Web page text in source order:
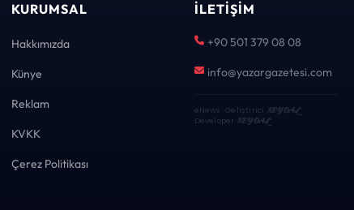
KURUMSAL
Hakkımızda
Künye
Reklam
KVKK
Çerez Politikası
İLETIŞIM
+90 501 379 08 08
info@yazargazetesi.com
eNews · Geliştirici KEYDAL·
Developer KEYDAL